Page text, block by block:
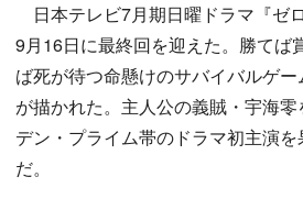
日本テレビ7月期日曜ドラマ『ゼ
9月16日に最終回を迎えた。勝てば
ば死が待つ命懸けのサバイバルゲ
が描かれた。主人公の義賊・宇海
デン・プライム帯のドラマ初主演
だ。